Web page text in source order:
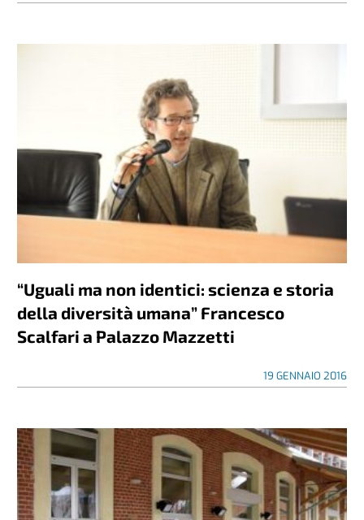
“Uguali ma non identici: scienza e storia
della diversità umana” Francesco
Scalfari a Palazzo Mazzetti
19 GENNAIO 2016